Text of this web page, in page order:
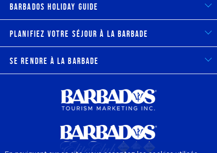
Barbados Holiday Guide
Planifiez votre séjour à la Barbade
Se rendre à la Barbade